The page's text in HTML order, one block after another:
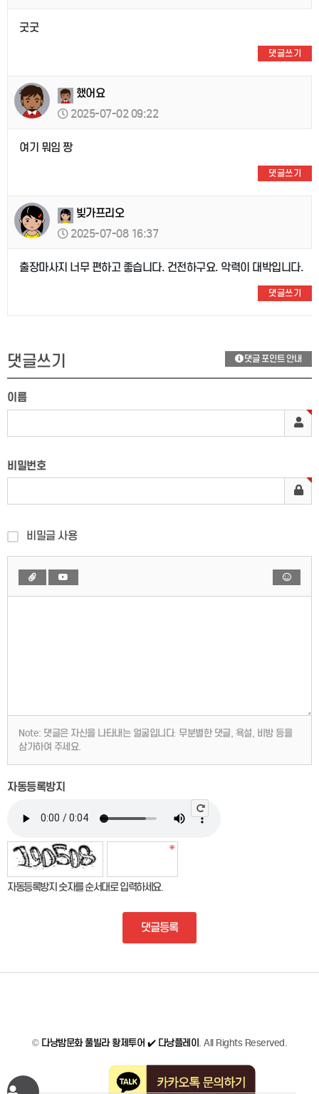
굿굿
댓글쓰기
했어요
2025-07-02 09:22
여기 뭐임 짱
댓글쓰기
빚가프리오
2025-07-08 16:37
출장마사지 너무 편하고 좋습니다. 건전하구요. 악력이 대박입니다.
댓글쓰기
댓글쓰기 댓글 포인트 안내
이름
비밀번호
비밀글 사용
Note: 댓글은 자신을 나타내는 얼굴입니다. 무분별한 댓글, 욕설, 비방 등을
삼가하여 주세요.
자동등록방지
자동등록방지 숫자를 순서대로 입력하세요.
댓글등록
© 다낭밤문화 풀빌라 황제투어 ✔️ 다낭플레이 . All Rights Reserved.